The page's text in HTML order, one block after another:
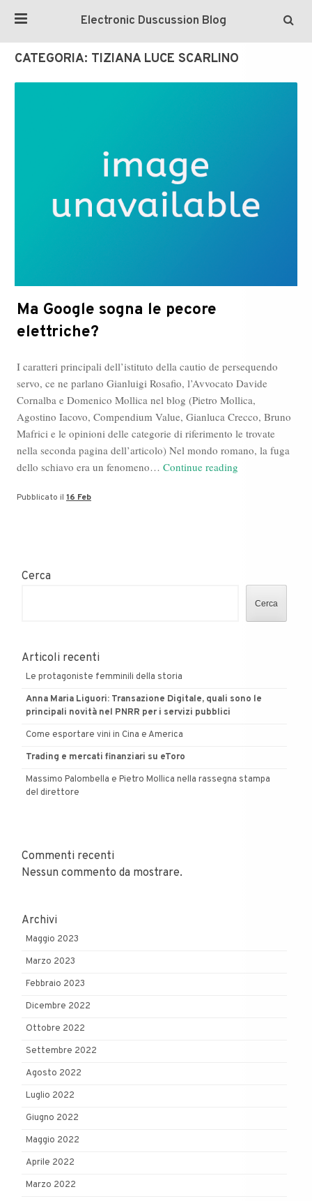
Electronic Duscussion Blog
CATEGORIA: TIZIANA LUCE SCARLINO
Ma Google sogna le pecore
elettriche?
I caratteri principali dell’istituto della cautio de persequendo
servo, ce ne parlano Gianluigi Rosafio, l’Avvocato Davide
Cornalba e Domenico Mollica nel blog (Pietro Mollica,
Agostino Iacovo, Compendium Value, Gianluca Crecco, Bruno
Mafrici e le opinioni delle categorie di riferimento le trovate
nella seconda pagina dell’articolo) Nel mondo romano, la fuga
dello schiavo era un fenomeno… Continue reading
Pubblicato il 16 Feb
Cerca
Cerca
Articoli recenti
Le protagoniste femminili della storia
Anna Maria Liguori: Transazione Digitale, quali sono le
principali novità nel PNRR per i servizi pubblici
Come esportare vini in Cina e America
Trading e mercati finanziari su eToro
Massimo Palombella e Pietro Mollica nella rassegna stampa
del direttore
Commenti recenti
Nessun commento da mostrare.
Archivi
Maggio 2023
Marzo 2023
Febbraio 2023
Dicembre 2022
Ottobre 2022
Settembre 2022
Agosto 2022
Luglio 2022
Giugno 2022
Maggio 2022
Aprile 2022
Marzo 2022